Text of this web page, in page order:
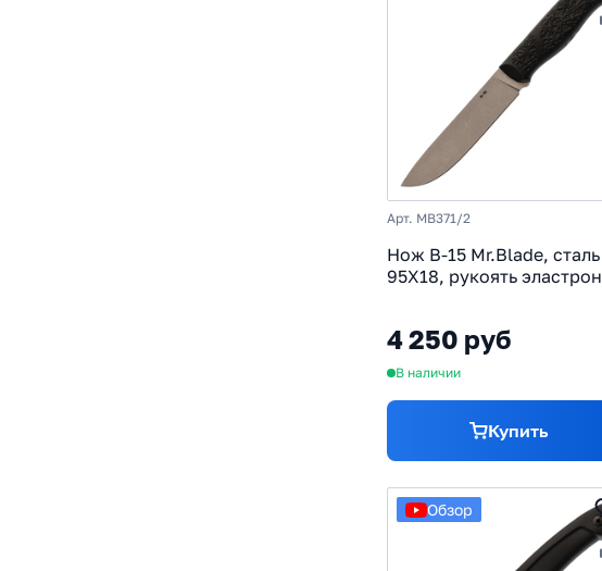
Арт. MB371/2
Нож B-15 Mr.Blade, сталь
95Х18, рукоять эластрон
4 250 руб
В наличии
Купить
Обзор